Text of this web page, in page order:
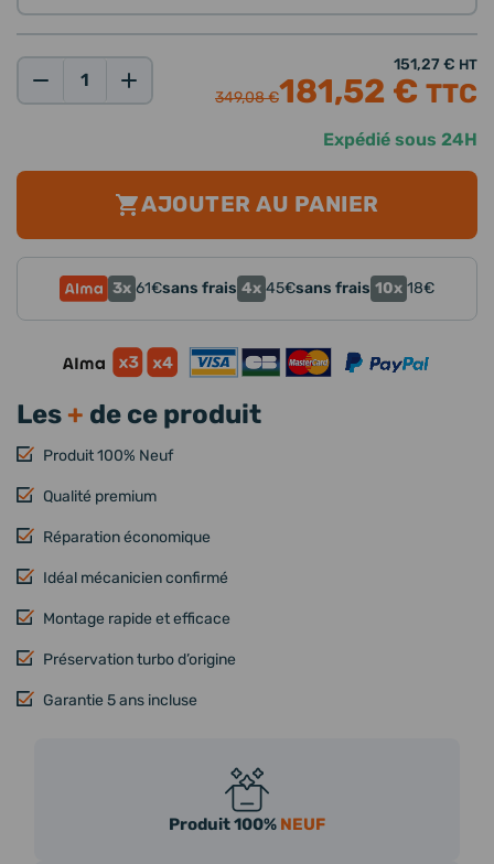
Les+ de ce produit
Produit 100% Neuf
Qualité premium
Réparation économique
Idéal mécanicien confirmé
Montage rapide et efficace
Préservation turbo d’origine
Garantie 5 ans incluse
Expédié sous 24H
349,08 €
151,27 € HT
181,52 € TTC
AJOUTER AU PANIER
3x 61€sans frais 4x 45€sans frais 10x 18€
Produit 100% NEUF